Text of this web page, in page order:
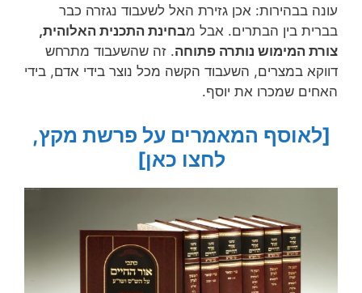
עונה בבהירות: אכן גזירת האל לשעבוד נגזרה כבר
בברית בין הבתרים. אבל מבחינת התכנית האלוהית,
צורת המימוש נותרה פתוחה. זה שהשעבוד מתרחש
דווקא במצרים, השעבוד הקשה מכל נוצר בידי אדם, בידי
האחים שמכרו את יוסף.
[לאוסף המאמרים על פרשת מקץ,
לחצו כאן]